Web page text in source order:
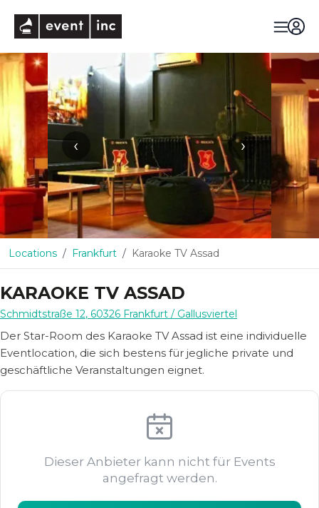
‹ ›
Locations Frankfurt Karaoke TV Assad
KARAOKE TV ASSAD
Schmidtstraße 12, 60326 Frankfurt / Gallusviertel
Der Star-Room des Karaoke TV Assad ist eine individuelle
Eventlocation, die sich bestens für jegliche private und
geschäftliche Veranstaltungen eignet.
Dieser Anbieter kann nicht für Events
angefragt werden.